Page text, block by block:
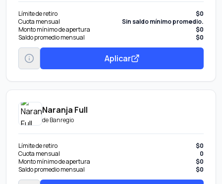
Límite de retiro
$0
Cuota mensual
Sin saldo mínimo promedio.
Monto mínimo de apertura
$0
Saldo promedio mensual
$0
Aplicar
Naranja Full
deBanregio
Límite de retiro
$0
Cuota mensual
0
Monto mínimo de apertura
$0
Saldo promedio mensual
$0